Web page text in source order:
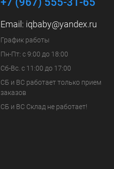
Email: iqbaby@yandex.ru
График работы
Пн-Пт: с 9:00 до 18:00
Сб-Вс. с 11:00 до 17:00
СБ и ВС работает только прием
заказов
СБ и ВС Склад не работает!